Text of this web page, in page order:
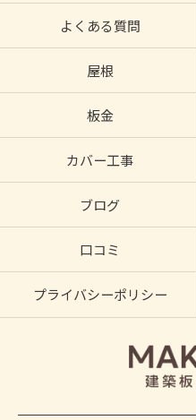
よくある質問
屋根
板金
カバー工事
ブログ
口コミ
プライバシーポリシー